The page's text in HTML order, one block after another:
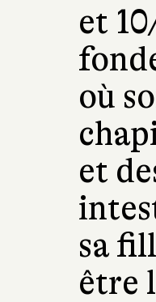
et
où
et
sa
être